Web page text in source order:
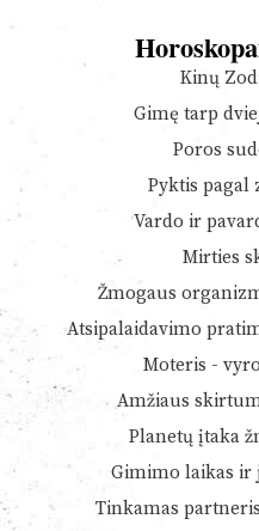
Kinų
Gimę tarp
Poros
Pyktis pagal
Vardo ir
Mirties
Žmogaus
Atsipalaidavimo
Moteris -
Amžiaus
Planetų įtaka
Gimimo laikas
Tinkamas